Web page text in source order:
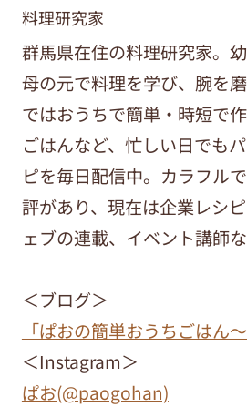
料理研究家
群馬県在住の料理研究家。
母の元で料理を学び、腕を
ではおうちで簡単・時短で
ごはんなど、忙しい日でも
ピを毎日配信中。カラフル
評があり、現在は企業レシ
ェブの連載、イベント講師
＜ブログ＞
「ぱおの簡単おうちごはん～
＜Instagram＞
ぱお(@paogohan)